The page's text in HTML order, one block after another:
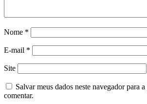
Nome *
E-mail *
Site
Salvar meus dados neste navegador para
comentar.